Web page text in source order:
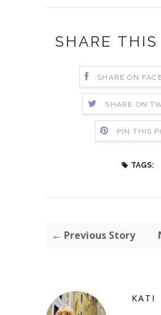
SHARE THIS
SHARE ON
SHARE ON
PIN THIS
TAGS:
← Previous Story
KATI